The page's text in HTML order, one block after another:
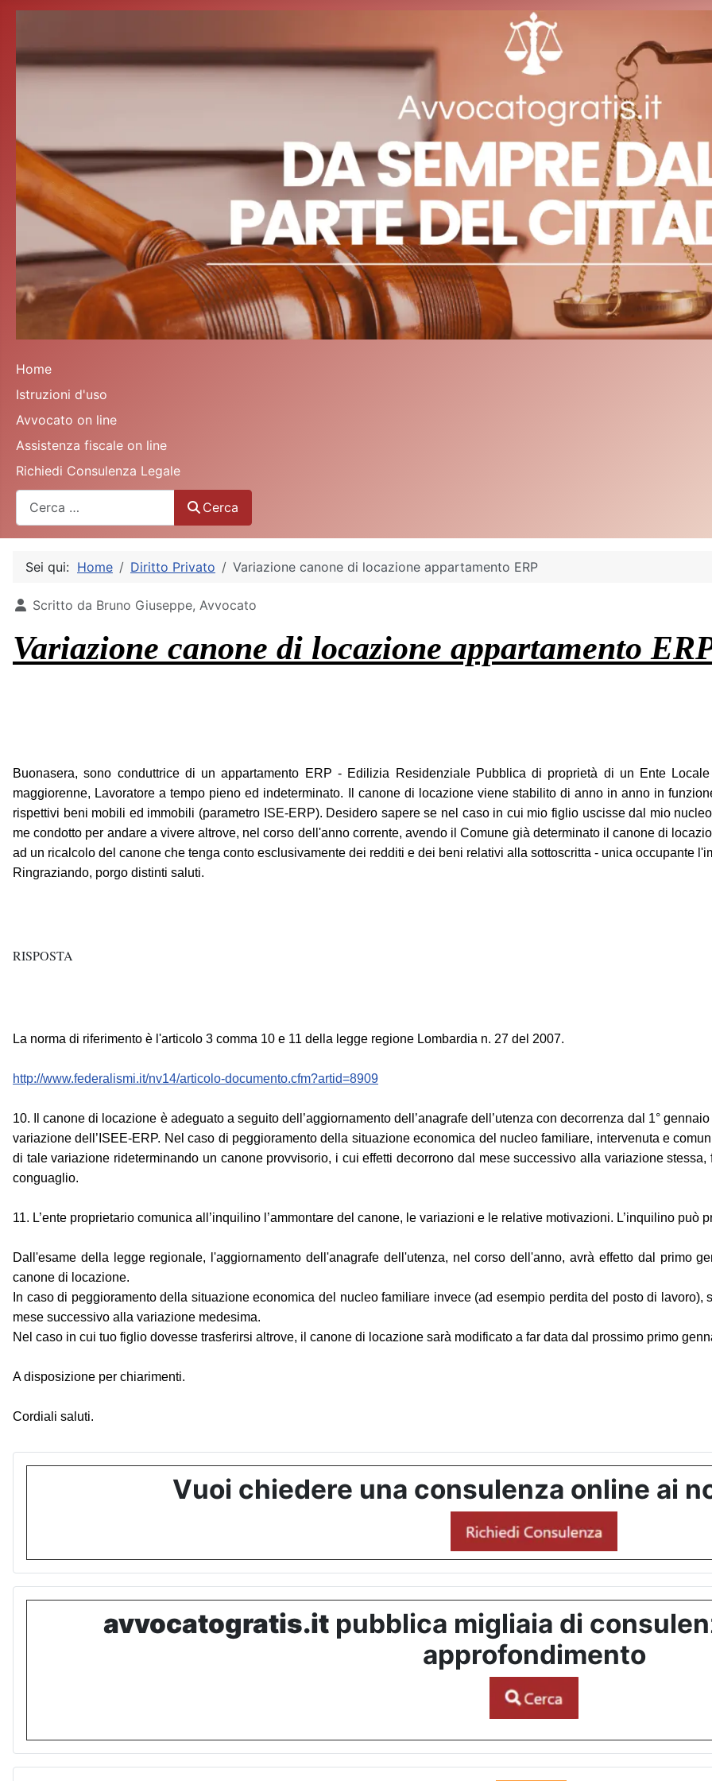
Home
Istruzioni d'uso
Avvocato on line
Assistenza fiscale on line
Richiedi Consulenza Legale
Cerca
Sei qui: Home Diritto Privato Variazione canone di locazione appartamento ERP
Dettagli
Scritto da Bruno Giuseppe, Avvocato
Variazione canone di locazione appartamento
Buonasera, sono conduttrice di un appartamento ERP - Edilizia Residenziale Pubblica di proprietà di un Ente
maggiorenne, Lavoratore a tempo pieno ed indeterminato. Il canone di locazione viene stabilito di anno in anno in
rispettivi beni mobili ed immobili (parametro ISE-ERP). Desidero sapere se nel caso in cui mio figlio uscisse dal mio
me condotto per andare a vivere altrove, nel corso dell'anno corrente, avendo il Comune già determinato il canone di
ad un ricalcolo del canone che tenga conto esclusivamente dei redditi e dei beni relativi alla sottoscritta - unica occupante
Ringraziando, porgo distinti saluti.
RISPOSTA
La norma di riferimento è l'articolo 3 comma 10 e 11 della legge regione Lombardia n. 27 del 2007.
http://www.federalismi.it/nv14/articolo-documento.cfm?artid=8909
10. Il canone di locazione è adeguato a seguito dell’aggiornamento dell’anagrafe dell’utenza con decorrenza dal 1°
variazione dell’ISEE-ERP. Nel caso di peggioramento della situazione economica del nucleo familiare, intervenuta e
di tale variazione rideterminando un canone provvisorio, i cui effetti decorrono dal mese successivo alla variazione
conguaglio.
11. L’ente proprietario comunica all’inquilino l’ammontare del canone, le variazioni e le relative motivazioni. L’inquilino
Dall'esame della legge regionale, l'aggiornamento dell'anagrafe dell'utenza, nel corso dell'anno, avrà effetto dal primo
canone di locazione.
In caso di peggioramento della situazione economica del nucleo familiare invece (ad esempio perdita del posto di
mese successivo alla variazione medesima.
Nel caso in cui tuo figlio dovesse trasferirsi altrove, il canone di locazione sarà modificato a far data dal prossimo primo
A disposizione per chiarimenti.
Cordiali saluti.
Vuoi chiedere una consulenza online ai
avvocatogratis.it pubblica migliaia di
approfondimento